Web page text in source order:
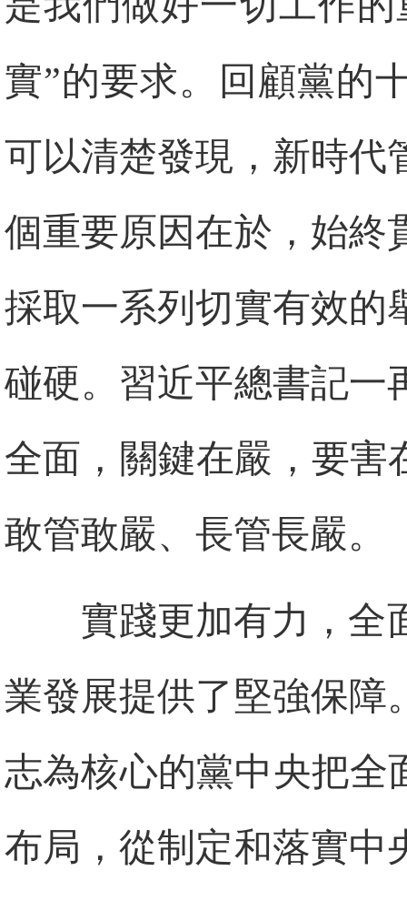
實”的要求。回顧黨的
可以清楚發現，新時代
個重要原因在於，始終
採取一系列切實有效的
碰硬。習近平總書記一
全面，關鍵在嚴，要害
敢管敢嚴、長管長嚴。
實踐更加有力，全
業發展提供了堅強保障
志為核心的黨中央把全
布局，從制定和落實中